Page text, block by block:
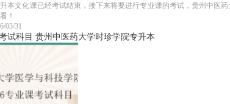
本文化课已经考试结束，接下来将要进行专业课的考试，贵州中医
！
03/31
试科目 贵州中医药大学时珍学院专升本